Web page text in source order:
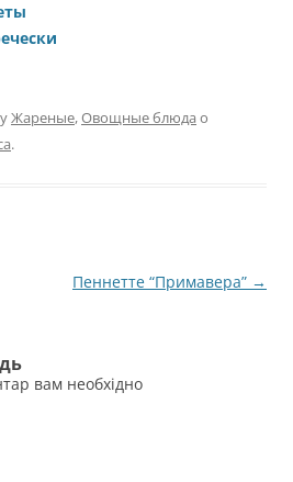
Жареные,Овощные блюда о
.
Пеннетте “Примавера” →
вам необхідно